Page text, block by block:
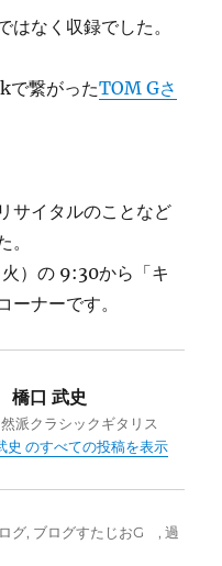
はなく収録でした。
で繋がったTOM Gさ
サイタルのことなど
）の 9:30から「キ
ーナーです。
橋口 武史
派クラシックギタリス
のすべての投稿を表示
グ, ブログすたじおG ,過